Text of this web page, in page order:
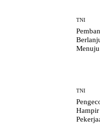
TNI
TNI
Hampir